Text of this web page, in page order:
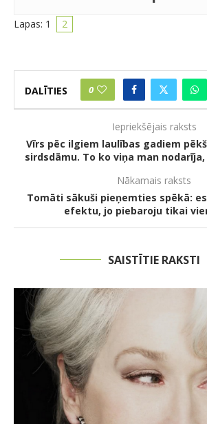
Lapas: 1 2
DALĪTIES 0
Iepriekšējais raksts
Vīrs pēc ilgiem laulības gadiem
sirdsdāmu. To ko viņa man
Nākamais raksts
Tomāti sākuši pieņemties spēkā:
efektu, jo piebaroju tikai
SAISTĪTIE RAKSTI